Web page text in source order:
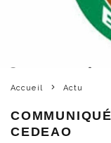
Accueil Actu
CEDEAO